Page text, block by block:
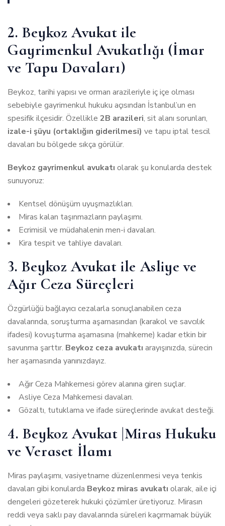
2. Beykoz Avukat ile
Gayrimenkul Avukatlığı (İmar
ve Tapu Davaları)
Beykoz, tarihi yapısı ve orman arazileriyle iç içe olması
sebebiyle gayrimenkul hukuku açısından İstanbul’un en
spesifik ilçesidir. Özellikle 2B arazileri, sit alanı sorunları,
izale-i şüyu (ortaklığın giderilmesi) ve tapu iptal tescil
davaları bu bölgede sıkça görülür.
Beykoz gayrimenkul avukatı olarak şu konularda destek
sunuyoruz:
Kentsel dönüşüm uyuşmazlıkları.
Miras kalan taşınmazların paylaşımı.
Ecrimisil ve müdahalenin men-i davaları.
Kira tespit ve tahliye davaları.
3. Beykoz Avukat ile Asliye ve
Ağır Ceza Süreçleri
Özgürlüğü bağlayıcı cezalarla sonuçlanabilen ceza
davalarında, soruşturma aşamasından (karakol ve savcılık
ifadesi) kovuşturma aşamasına (mahkeme) kadar etkin bir
savunma şarttır. Beykoz ceza avukatı arayışınızda, sürecin
her aşamasında yanınızdayız.
Ağır Ceza Mahkemesi görev alanına giren suçlar.
Asliye Ceza Mahkemesi davaları.
Gözaltı, tutuklama ve ifade süreçlerinde avukat desteği.
4. Beykoz Avukat |Miras Hukuku
ve Veraset İlamı
Miras paylaşımı, vasiyetname düzenlenmesi veya tenkis
davaları gibi konularda Beykoz miras avukatı olarak, aile içi
dengeleri gözeterek hukuki çözümler üretiyoruz. Mirasın
reddi veya saklı pay davalarında süreleri kaçırmamak büyük